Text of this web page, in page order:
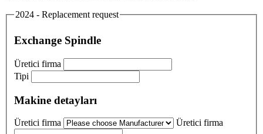
2024 - Replacement request
Exchange Spindle
Üretici firma
Tipi
Makine detayları
Üretici firma Üretici firma